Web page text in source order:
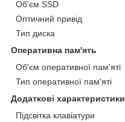
Об'єм SSD
Оптичний привід
Тип диска
Оперативна пам'ять
Об'єм оперативної пам'яті
Тип оперативної пам'яті
Додаткові характеристики
Підсвітка клавіатури